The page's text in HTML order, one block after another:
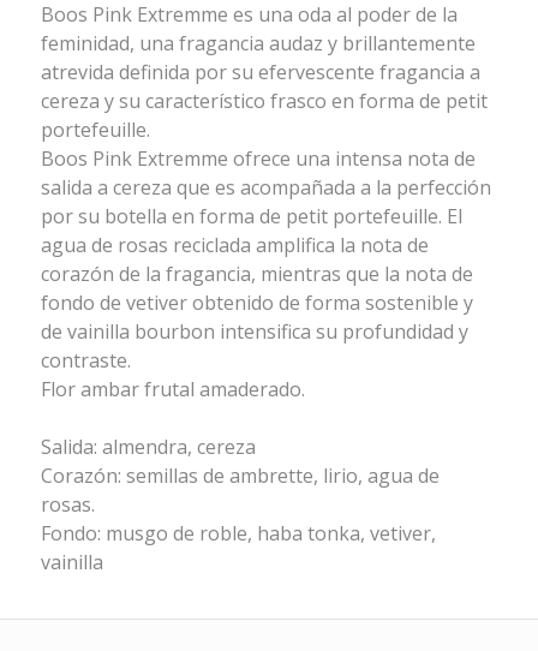
Boos Pink Extremme es una oda al poder de la
feminidad, una fragancia audaz y brillantemente
atrevida definida por su efervescente fragancia a
cereza y su característico frasco en forma de petit
portefeuille.
Boos Pink Extremme ofrece una intensa nota de
salida a cereza que es acompañada a la perfección
por su botella en forma de petit portefeuille. El
agua de rosas reciclada amplifica la nota de
corazón de la fragancia, mientras que la nota de
fondo de vetiver obtenido de forma sostenible y
de vainilla bourbon intensifica su profundidad y
contraste.
Flor ambar frutal amaderado.
Salida: almendra, cereza
Corazón: semillas de ambrette, lirio, agua de
rosas.
Fondo: musgo de roble, haba tonka, vetiver,
vainilla